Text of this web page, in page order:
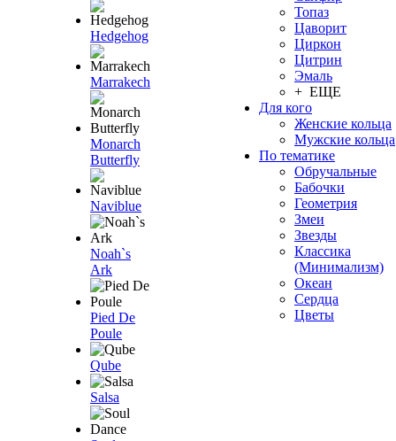
Hedgehog
Marrakech
Monarch
Butterfly
Naviblue
Noah`s
Ark
Pied De
Poule
Qube
Salsa
Топаз
Цаворит
Циркон
Цитрин
Эмаль
+ ЕЩЕ
Для кого
Женские кольца
Мужские кольца
По тематике
Обручальные
Бабочки
Геометрия
Змеи
Звезды
Классика
(Минимализм)
Океан
Сердца
Цветы